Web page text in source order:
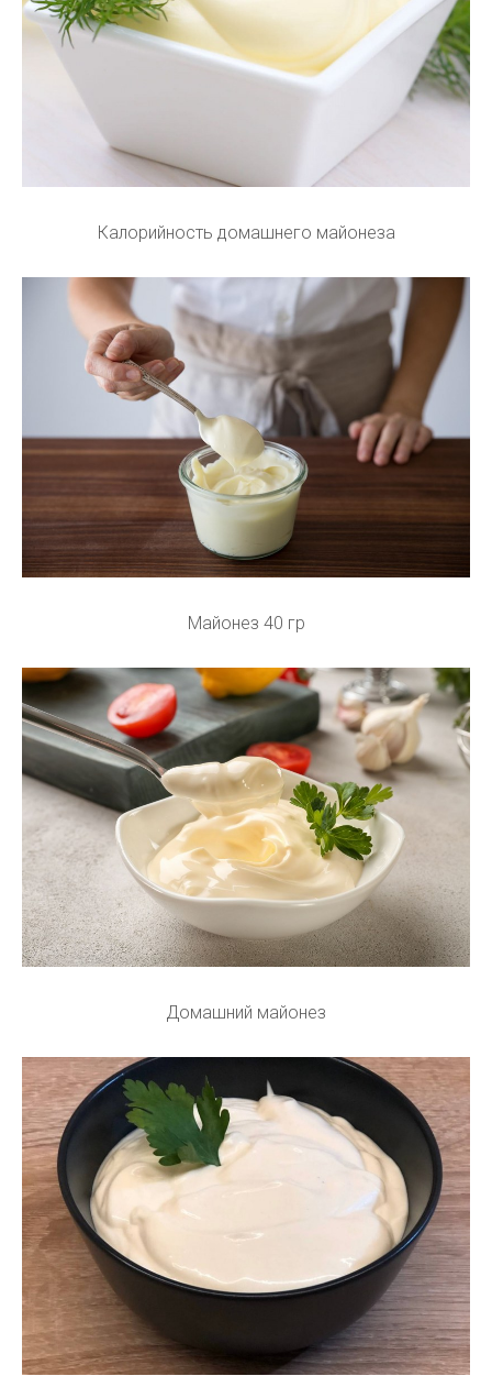
Калорийность домашнего майонеза
Майонез 40 гр
Домашний майонез